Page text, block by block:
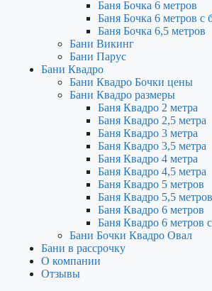
Баня Бочка 6 метров
Баня Бочка 6 метров с
Баня Бочка 6,5 метров
Бани Викинг
Бани Парус
Бани Квадро
Бани Квадро Бочки цены
Бани Квадро размеры
Баня Квадро 2 метра
Баня Квадро 2,5 метра
Баня Квадро 3 метра
Баня Квадро 3,5 метра
Баня Квадро 4 метра
Баня Квадро 4,5 метра
Баня Квадро 5 метров
Баня Квадро 5,5 метров
Баня Квадро 6 метров
Баня Квадро 6 метров
Бани Бочки Квадро Овал
Бани в рассрочку
О компании
Отзывы